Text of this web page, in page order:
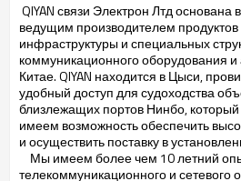
QIYAN связи Электрон Лтд основана
ведущим производителем
инфраструктуры и специальных
коммуникационного оборудования
Китае. QIYAN находится в Цыси,
удобный доступ для судоходства
близлежащих портов Нинбо, который
имеем возможность обеспечить
и осуществить поставку в
Мы имеем более чем 10 летний
телекоммуникационного и сетевого